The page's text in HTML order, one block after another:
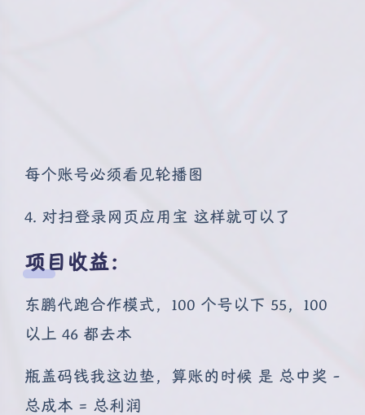
每个账号必须看见轮播图
4. 对扫登录网页应用宝 这样就可以了
项目收益：
东鹏代跑合作模式，100 个号以下 55，100
以上 46 都去本
瓶盖码钱我这边垫，算账的时候 是 总中奖 -
总成本 = 总利润